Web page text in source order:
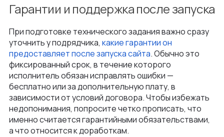
Гарантии и поддержка после запуска
При подготовке технического задания важно сразу
уточнить у подрядчика, какие гарантии он
предоставляет после запуска сайта. Обычно это
фиксированный срок, в течение которого
исполнитель обязан исправлять ошибки —
бесплатно или за дополнительную плату, в
зависимости от условий договора. Чтобы избежать
недопонимания, попросите четко прописать, что
именно считается гарантийными обязательствами,
а что относится к доработкам.